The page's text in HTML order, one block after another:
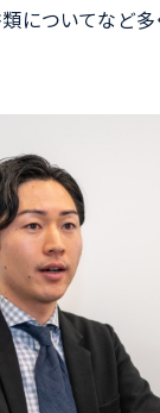
類についてなど